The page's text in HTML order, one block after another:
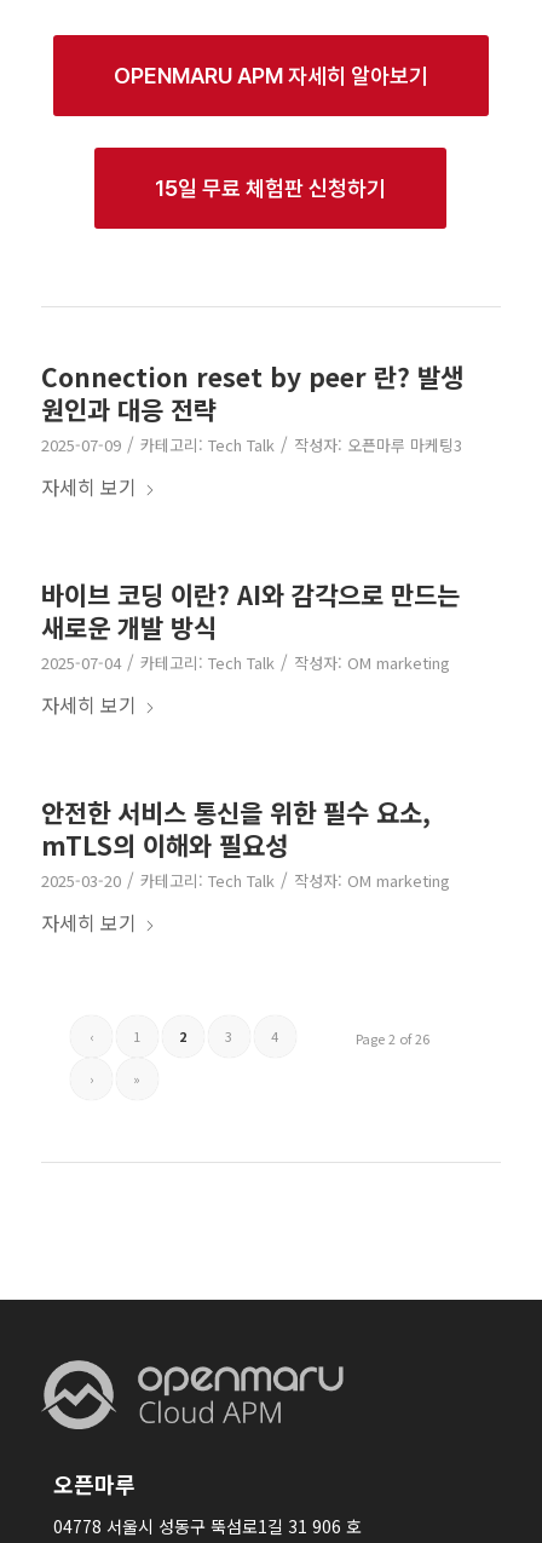
OPENMARU APM 자세히 알아보기
15일 무료 체험판 신청하기
Connection reset by peer 란? 발생
원인과 대응 전략
2025-07-09 / 카테고리: Tech Talk / 작성자: 오픈마루 마케팅3
자세히 보기
바이브 코딩 이란? AI와 감각으로 만드는
새로운 개발 방식
2025-07-04 / 카테고리: Tech Talk / 작성자: OM marketing
자세히 보기
안전한 서비스 통신을 위한 필수 요소,
mTLS의 이해와 필요성
2025-03-20 / 카테고리: Tech Talk / 작성자: OM marketing
자세히 보기
Page 2 of 26
‹ 1 2 3 4
› »
오픈마루
04778 서울시 성동구 뚝섬로1길 31 906 호